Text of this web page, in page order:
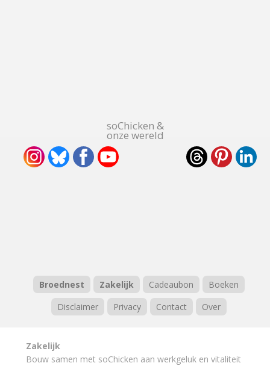
soChicken &
onze wereld
Broednest Zakelijk Cadeaubon
Boeken
Disclaimer
Privacy Contact Over
Zakelijk
Bouw samen met soChicken aan werkgeluk en vitaliteit